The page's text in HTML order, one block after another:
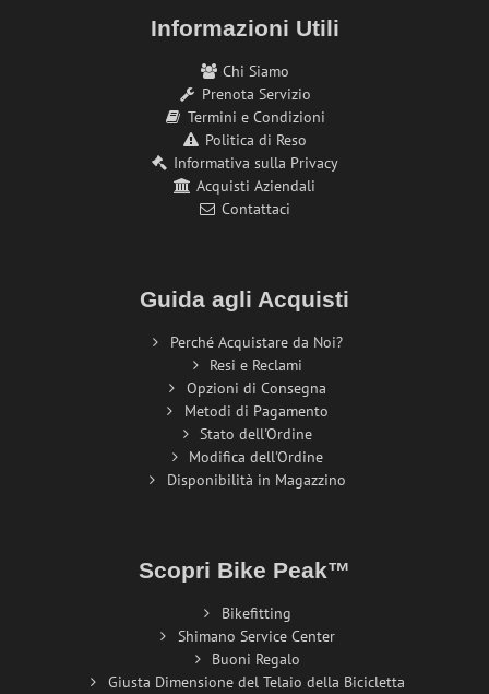
Informazioni Utili
Chi Siamo
Prenota Servizio
Termini e Condizioni
Politica di Reso
Informativa sulla Privacy
Acquisti Aziendali
Contattaci
Guida agli Acquisti
Perché Acquistare da Noi?
Resi e Reclami
Opzioni di Consegna
Metodi di Pagamento
Stato dell'Ordine
Modifica dell'Ordine
Disponibilità in Magazzino
Scopri Bike Peak™
Bikefitting
Shimano Service Center
Buoni Regalo
Giusta Dimensione del Telaio della Bicicletta